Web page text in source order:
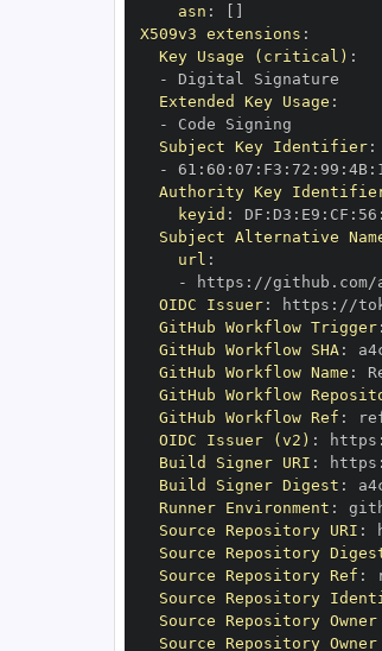
asn :
X509v3 extensions :
Key Usage (critical) :
-
Extended Key Usage :
-
Subject Key Identifier:
-
61 : 60 : 07 : F3 : 72 : 99 : 4B:
Authority Key
keyid : DF : D3 : E9 : CF : 56 :
Subject Alternative
url :
-
https : //github.com/
OIDC Issuer: https :
GitHub Workflow Trigger:
GitHub Workflow SHA:
GitHub Workflow Name :
GitHub Workflow
GitHub Workflow Ref :
OIDC Issuer (v2) : https :
Build Signer URI : https :
Build Signer Digest :
Runner Environment :
Source Repository URI :
Source Repository
Source Repository Ref :
Source Repository
Source Repository Owner
Source Repository